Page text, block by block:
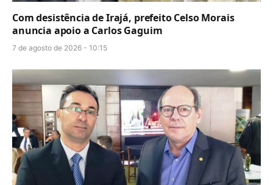
Com desistência de Irajá, prefeito Celso Morais
anuncia apoio a Carlos Gaguim
7 de agosto de 2026 - 10:15